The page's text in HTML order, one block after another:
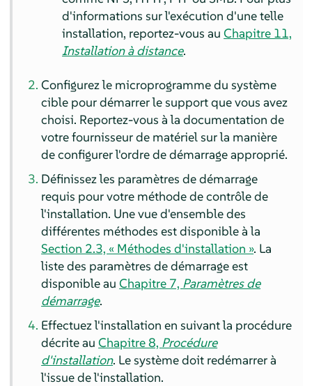
d'informations sur l'exécution d'une telle
installation, reportez-vous auChapitre 11,
Installation à distance.
Configurez le microprogramme du système
cible pour démarrer le support que vous avez
choisi. Reportez-vous à la documentation de
votre fournisseur de matériel sur la manière
de configurer l'ordre de démarrage approprié.
Définissez les paramètres de démarrage
requis pour votre méthode de contrôle de
l'installation. Une vue d'ensemble des
différentes méthodes est disponible à la
Section 2.3, « Méthodes d'installation ». La
liste des paramètres de démarrage est
disponible auChapitre 7, Paramètres de
démarrage.
Effectuez l'installation en suivant la procédure
décrite auChapitre 8, Procédure
d'installation. Le système doit redémarrer à
l'issue de l'installation.